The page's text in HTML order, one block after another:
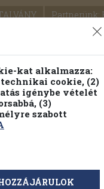
Partnerünk:
SEGÍTSÉG
OLVASMÁNYOK
fa
Andor
kat alkalmazza:
technikai cookie, (2)
igénybe vételét
(3)
szabott